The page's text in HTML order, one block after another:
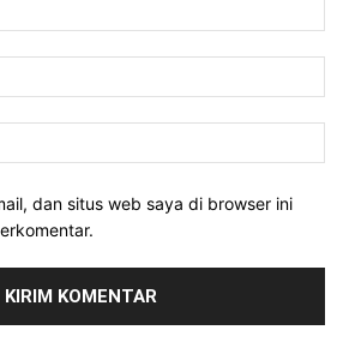
dan situs web saya di browser ini